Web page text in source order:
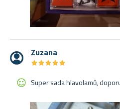
Zuzana
★★★★★
★★★★★
Super sada hlavolamů,